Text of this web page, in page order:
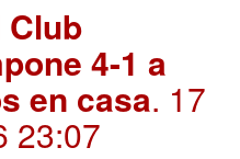
Club
4-1 a
en casa. 17
23:07